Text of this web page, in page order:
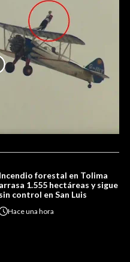
Incendio forestal en Tolima
arrasa 1.555 hectáreas y sigue
sin control en San Luis
Haceuna hora